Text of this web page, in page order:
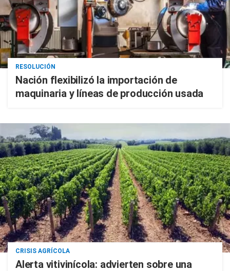
RESOLUCIÓN
Nación flexibilizó la importación de
maquinaria y líneas de producción usada
CRISIS AGRÍCOLA
Alerta vitivinícola: advierten sobre una